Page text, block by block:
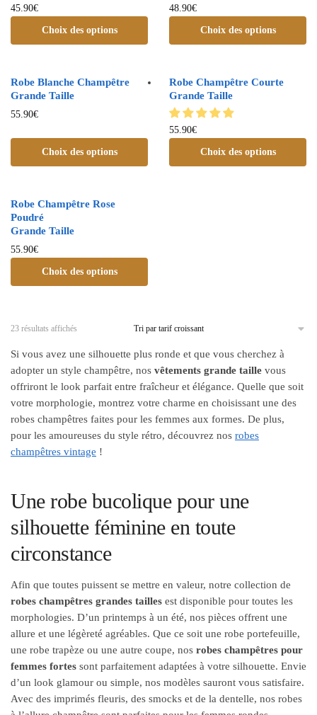
45.90€
Choix des options
48.90€
Choix des options
Robe Blanche Champêtre
Grande Taille
55.90€
Choix des options
Robe Champêtre Courte
Grande Taille
55.90€
Choix des options
Robe Champêtre Rose
Poudré
Grande Taille
55.90€
Choix des options
23 résultats affichés
Si vous avez une silhouette plus ronde et que vous cherchez à
adopter un style champêtre, nos vêtements grande taille vous
offriront le look parfait entre fraîcheur et élégance. Quelle que soit
votre morphologie, montrez votre charme en choisissant une des
robes champêtres faites pour les femmes aux formes. De plus,
pour les amoureuses du style rétro, découvrez nos robes
champêtres vintage !
Une robe bucolique pour une
silhouette féminine en toute
circonstance
Afin que toutes puissent se mettre en valeur, notre collection de
robes champêtres grandes tailles est disponible pour toutes les
morphologies. D’un printemps à un été, nos pièces offrent une
allure et une légèreté agréables. Que ce soit une robe portefeuille,
une robe trapèze ou une autre coupe, nos robes champêtres pour
femmes fortes sont parfaitement adaptées à votre silhouette. Envie
d’un look glamour ou simple, nos modèles sauront vous satisfaire.
Avec des imprimés fleuris, des smocks et de la dentelle, nos robes